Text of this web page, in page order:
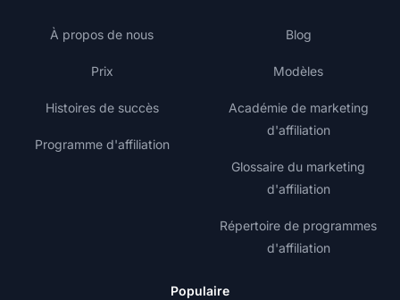
À propos de nous
Prix
Histoires de succès
Programme d'affiliation
Blog
Modèles
Académie de marketing
d'affiliation
Glossaire du marketing
d'affiliation
Répertoire de programmes
d'affiliation
Populaire